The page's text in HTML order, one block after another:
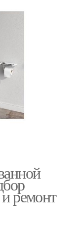
ремонт